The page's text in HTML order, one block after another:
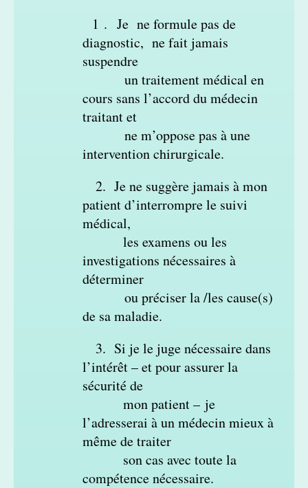
1 . Je ne formule pas de
diagnostic, ne fait jamais
suspendre
un traitementmédical en
cours sans l’accord du médecin
traitant et
ne m’oppose pas à une
intervention chirurgicale.
2. Je ne suggère jamais à mon
patient d’interrompre le suivi
médical,
les examens ou les
investigations nécessaires à
déterminer
ou préciser la /les cause(s)
de sa maladie.
3. Si je le juge nécessaire dans
l’intérêt – et pour assurer la
sécurité de
mon patient – je
l’adresserai à un médecin mieux à
même de traiter
son cas avec toute la
compétence nécessaire.